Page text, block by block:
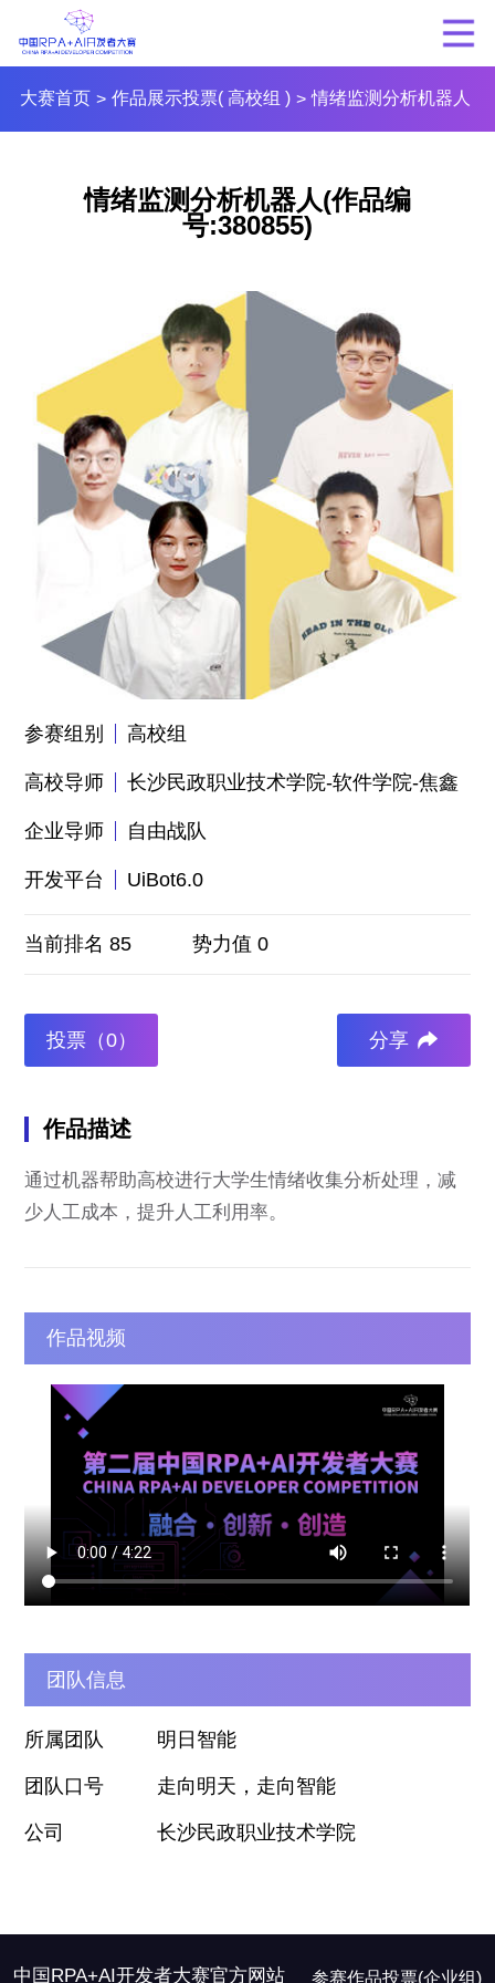
大赛首页 > 作品展示投票( 高校组 ) > 情绪监测分析机器人
情绪监测分析机器人(作品编
号:380855)
参赛组别 高校组
高校导师 长沙民政职业技术学院-软件学院-焦鑫
企业导师 自由战队
开发平台 UiBot6.0
当前排名 85 势力值 0
投票（0） 分享
作品描述
通过机器帮助高校进行大学生情绪收集分析处理，减
少人工成本，提升人工利用率。
作品视频
团队信息
所属团队 明日智能
团队口号 走向明天，走向智能
公司 长沙民政职业技术学院
中国RPA+AI开发者大赛官方网站 参赛作品投票(企业组)